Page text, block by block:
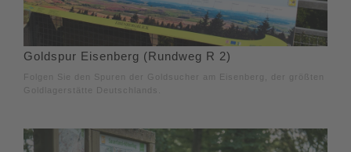
Goldspur Eisenberg (Rundweg R 2)
Folgen Sie den Spuren der Goldsucher am Eisenberg, der größten
Goldlagerstätte Deutschlands.